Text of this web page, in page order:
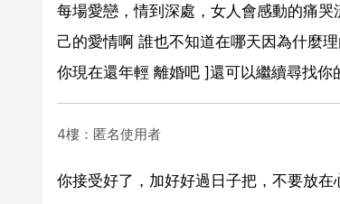
每場愛戀，情到深處，女人會感動的痛
己的愛情啊 誰也不知道在哪天因為什麼
你現在還年輕 離婚吧 ]還可以繼續尋找
4樓：匿名使用者
你接受好了，加好好過日子把，不要放在